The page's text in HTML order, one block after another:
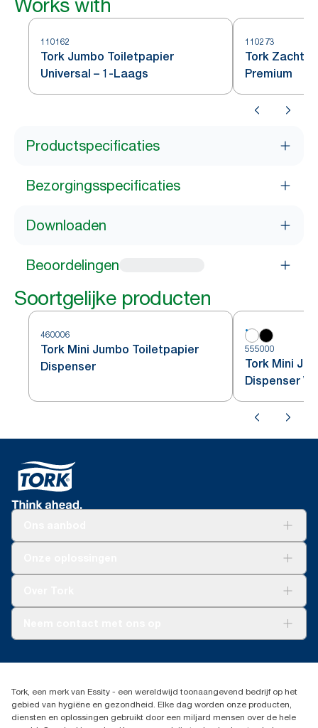
Works with
110162
Tork Jumbo Toiletpapier
Universal – 1-Laags
110273
Tork Zacht
Premium
Productspecificaties
Bezorgingsspecificaties
Downloaden
Beoordelingen
Soortgelijke producten
460006
Tork Mini Jumbo Toiletpapier
Dispenser
555000
Tork Mini
Dispenser
Dispenserklacht
02 766 05 30
Essity Belgium NV
Berkenlaan 8B
1831 MACHELEN
Tork, een merk van Essity - een wereldwijd toonaangevend bedrijf op het
gebied van hygiëne en gezondheid. Elke dag worden onze producten,
diensten en oplossingen gebruikt door een miljard mensen over de hele